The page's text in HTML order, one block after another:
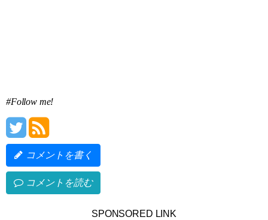
#Follow me!
コメントを書く
コメントを読む
SPONSORED LINK